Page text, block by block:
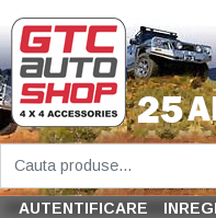
AUTENTIFICARE